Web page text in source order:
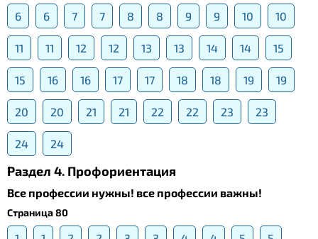
6 6 7 7 8 8 9 9 10 10
11 11 12 12 13 13 14 14 15
15 16 16 17 17 18 18 19 19
20 20 21 21 22 22 23 23
24 24
Раздел 4. Профориентация
Все профессии нужны! все профессии важны!
Страница 80